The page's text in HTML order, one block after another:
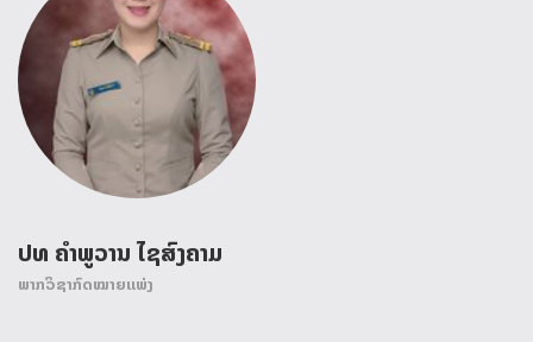
ປທ ຄໍາພູວານ ໄຊສົງຄາມ
ພາກວິຊາກົດໝາຍແພ່ງ